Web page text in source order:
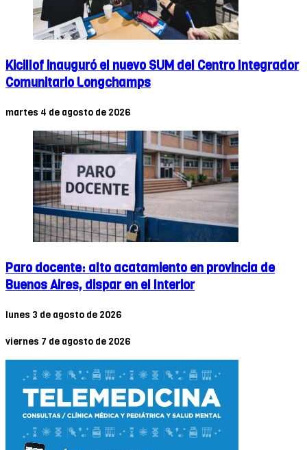
Kicillof inauguró el nuevo SUM del Centro Integrador
Comunitario Longchamps
martes 4 de agosto de 2026
Paro docente: alto acatamiento en provincia de
Buenos Aires, dispar en el Interior
lunes 3 de agosto de 2026
viernes 7 de agosto de 2026